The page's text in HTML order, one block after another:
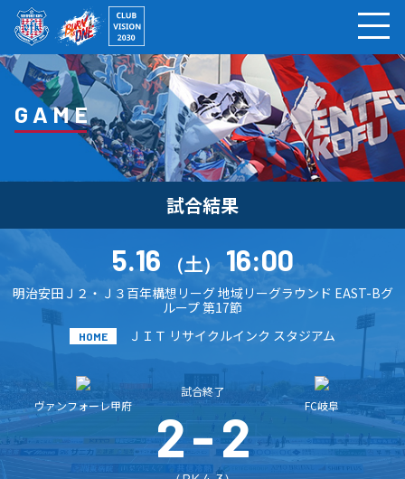
GAME
試合結果
5.16 （土）16:00
明治安田Ｊ２・Ｊ３百年構想リーグ 地域リーグラウンド EAST-Bグ
ループ 第17節
HOME ＪＩＴ リサイクルインク スタジアム
ヴァンフォーレ甲府
試合終了
2-2 FC岐阜